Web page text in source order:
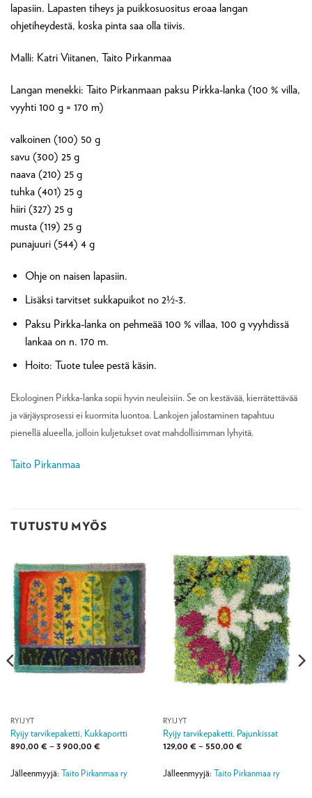
lapasiin. Lapasten tiheys ja puikkosuositus eroaa langan
ohjetiheydestä, koska pinta saa olla tiivis.
Malli: Katri Viitanen, Taito Pirkanmaa
Langan menekki: Taito Pirkanmaan paksu Pirkka-lanka (100 % villa,
vyyhti 100 g = 170 m)
valkoinen (100) 50 g
savu (300) 25 g
naava (210) 25 g
tuhka (401) 25 g
hiiri (327) 25 g
musta (119) 25 g
punajuuri (544) 4 g
Ohje on naisen lapasiin.
Lisäksi tarvitset sukkapuikot no 2½-3.
Paksu Pirkka-lanka on pehmeää 100 % villaa, 100 g vyyhdissä
lankaa on n. 170 m.
Hoito: Tuote tulee pestä käsin.
Ekologinen Pirkka-lanka sopii hyvin neuleisiin. Se on kestävää, kierrätettävää
ja värjäysprosessi ei kuormita luontoa. Lankojen jalostaminen tapahtuu
pienellä alueella, jolloin kuljetukset ovat mahdollisimman lyhyitä.
Taito Pirkanmaa
TUTUSTU MYÖS
RYIJYT
Ryijy tarvikepaketti, Kukkaportti
890,00 € – 3 900,00 €Hintaluokka:
3
900,00 €
Jälleenmyyjä: Taito Pirkanmaa ry
RYIJYT
Ryijy tarvikepaketti, Pajunkissat
129,00 € – 550,00 €Hintaluokka:
550,00 €
Jälleenmyyjä: Taito Pirkanmaa ry